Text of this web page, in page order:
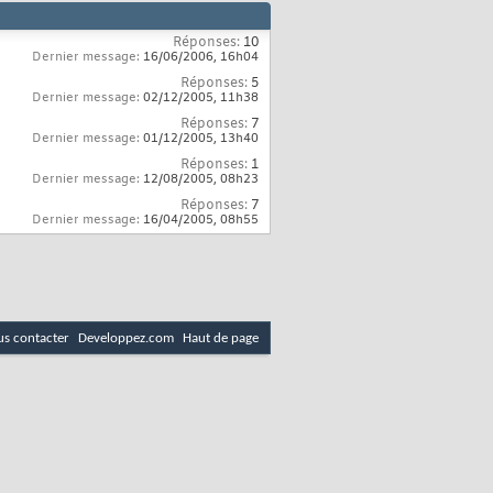
Réponses: 10
Dernier message: 16/06/2006, 16h04
Réponses: 5
Dernier message: 02/12/2005, 11h38
Réponses: 7
Dernier message: 01/12/2005, 13h40
Réponses: 1
Dernier message: 12/08/2005, 08h23
Réponses: 7
Dernier message: 16/04/2005, 08h55
contacter Developpez.com Haut de page